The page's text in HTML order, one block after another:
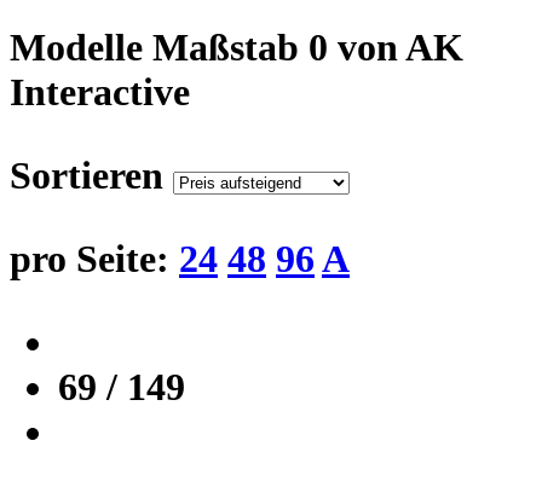
Modelle Maßstab 0 von AK
Interactive
Sortieren
pro Seite: 24 48 96A
69 / 149